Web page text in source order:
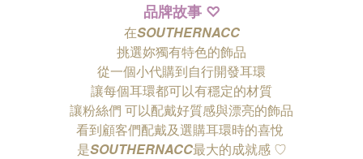
品牌故事 ♡
在SOUTHERNACC
挑選妳獨有特色的飾品
從一個小代購到自行開發耳環
讓每個耳環都可以有穩定的材質
讓粉絲們 可以配戴好質感與漂亮的飾品
看到顧客們配戴及選購耳環時的喜悅
是SOUTHERNACC最大的成就感 ♡